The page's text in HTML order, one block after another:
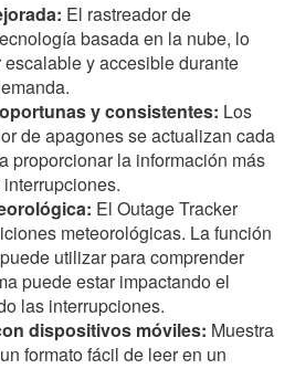
El rastreador de
basada en la nube, lo
y accesible durante
y consistentes: Los
de apagones se actualizan cada
proporcionar la información más
El Outage Tracker
meteorológicas. La función
utilizar para comprender
puede estar impactando el
las interrupciones.
dispositivos móviles: Muestra
formato fácil de leer en un